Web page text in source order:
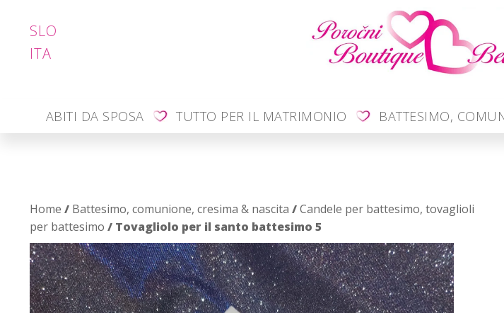
SLO
ITA
ABITI DA SPOSA TUTTO PER IL MATRIMONIO BATTESIMO,
Home / Battesimo, comunione, cresima & nascita /Candele per battesimo, tovaglioli
per battesimo / Tovagliolo per il santo battesimo 5